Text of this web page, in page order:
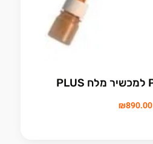
₪890.00